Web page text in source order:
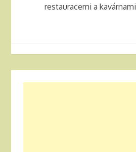
restauracemi a kavárnami